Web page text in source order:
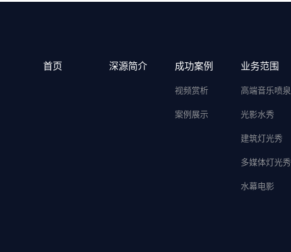
首页 深源简介 成功案例
视频赏析
案例展示
业务范围
高端音乐喷泉
光影水秀
建筑灯光秀
多媒体灯光秀
水幕电影